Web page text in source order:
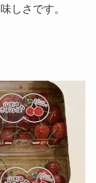
しさです。